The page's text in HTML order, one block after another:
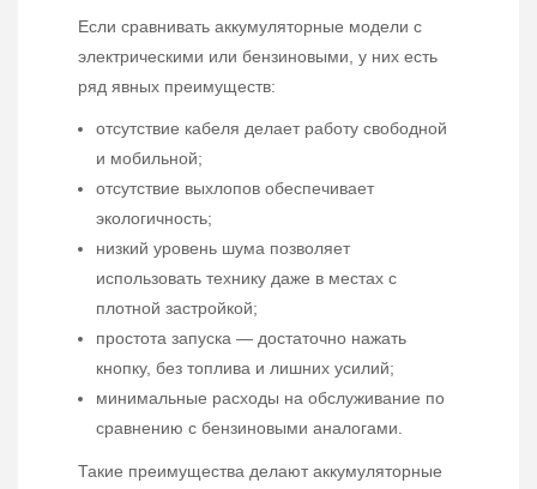
Если сравнивать аккумуляторные модели с
электрическими или бензиновыми, у них есть
ряд явных преимуществ:
отсутствие кабеля делает работу свободной
и мобильной;
отсутствие выхлопов обеспечивает
экологичность;
низкий уровень шума позволяет
использовать технику даже в местах с
плотной застройкой;
простота запуска — достаточно нажать
кнопку, без топлива и лишних усилий;
минимальные расходы на обслуживание по
сравнению с бензиновыми аналогами.
Такие преимущества делают аккумуляторные